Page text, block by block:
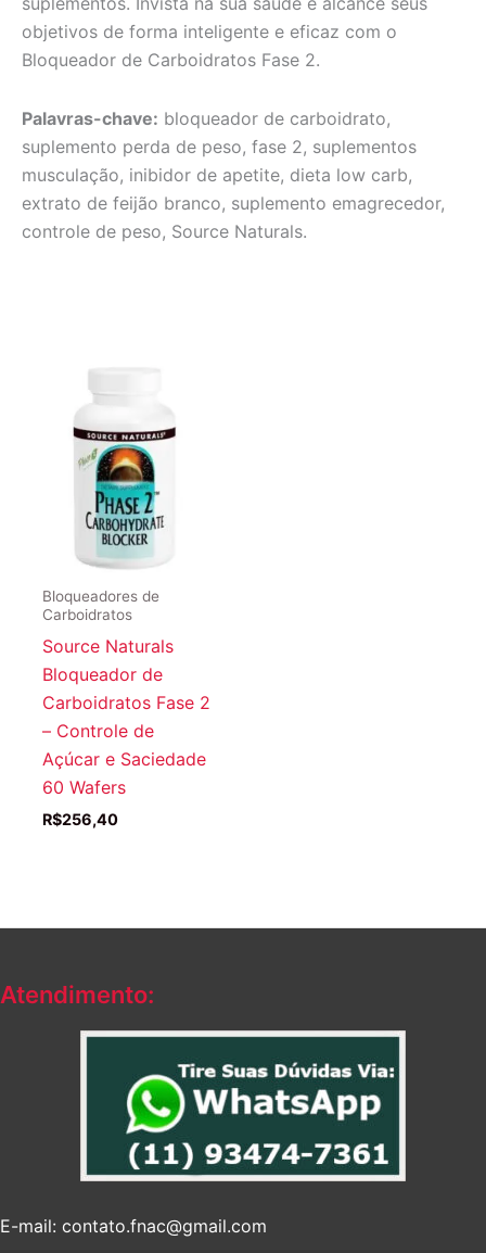
objetivos de forma inteligente e eficaz com o
Bloqueador de Carboidratos Fase 2.
Palavras-chave: bloqueador de carboidrato,
suplemento perda de peso, fase 2, suplementos
musculação, inibidor de apetite, dieta low carb,
extrato de feijão branco, suplemento emagrecedor,
controle de peso, Source Naturals.
Bloqueadores de
Carboidratos
Source Naturals
Bloqueador de
Carboidratos Fase 2
– Controle de
Açúcar e Saciedade
60 Wafers
R$256,40
Atendimento:
E-mail: contato.fnac@gmail.com